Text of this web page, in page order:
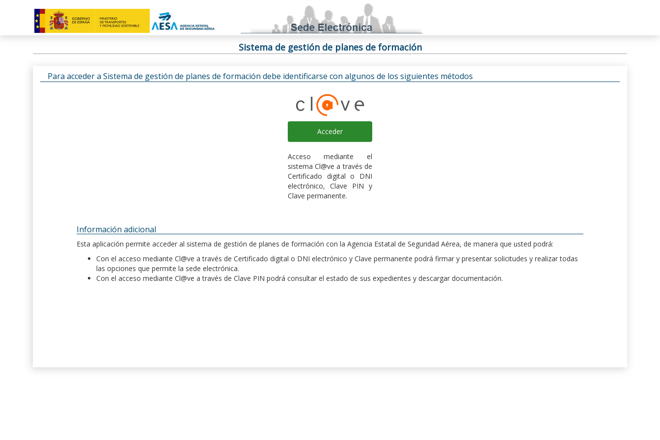
Sistema de gestión de planes de formación
Para acceder a Sistema de gestión de planes de formación debe identificarse con algunos de los siguientes métodos
Acceder
Acceso mediante el
sistema Cl@ve a través de
Certificado digital o DNI
electrónico, Clave PIN y
Clave permanente.
Información adicional
Esta aplicación permite acceder al sistema de gestión de planes de formación con la Agencia Estatal de Seguridad Aérea, de manera que usted podrá:
Con el acceso mediante Cl@ve a través de Certificado digital o DNI electrónico y Clave permanente podrá firmar y presentar solicitudes y realizar todas
las opciones que permite la sede electrónica.
Con el acceso mediante Cl@ve a través de Clave PIN podrá consultar el estado de sus expedientes y descargar documentación.